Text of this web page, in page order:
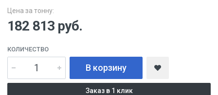
Цена за тонну:
182 813 руб.
КОЛИЧЕСТВО
В корзину
Заказ в 1 клик